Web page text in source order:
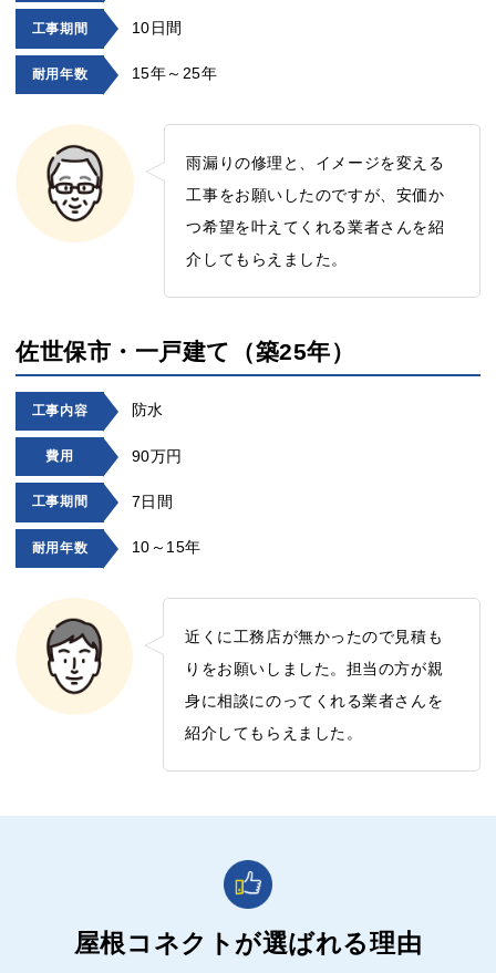
工事期間 10日間
耐用年数 15年～25年
雨漏りの修理と、イメージを変える
工事をお願いしたのですが、安価か
つ希望を叶えてくれる業者さんを紹
介してもらえました。
佐世保市・一戸建て（築25年）
工事内容 防水
費用 90万円
工事期間 7日間
耐用年数 10～15年
近くに工務店が無かったので見積も
りをお願いしました。担当の方が親
身に相談にのってくれる業者さんを
紹介してもらえました。
屋根コネクトが選ばれる理由